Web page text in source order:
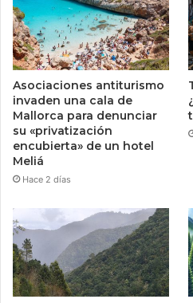
Asociaciones antiturismo
invaden una cala de
Mallorca para denunciar
su «privatización
encubierta» de un hotel
Meliá
Hace 2 días